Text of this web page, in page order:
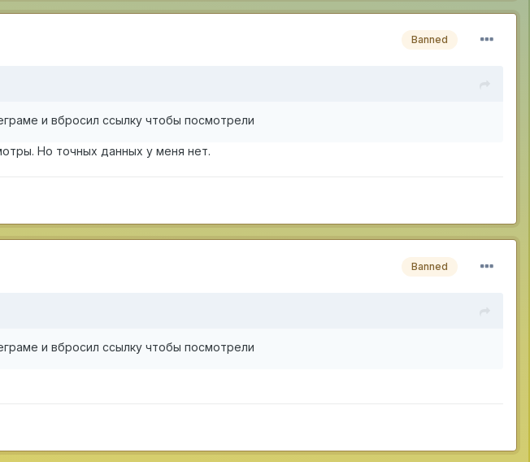
Banned
и вбросил ссылку чтобы посмотрели
Но точных данных у меня нет.
Banned
и вбросил ссылку чтобы посмотрели